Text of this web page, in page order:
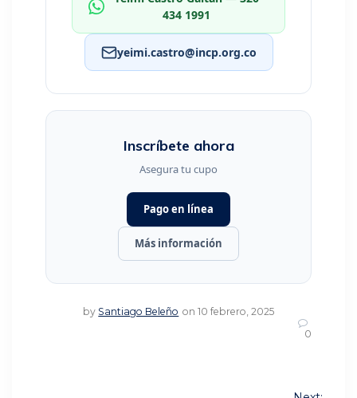
434 1991
yeimi.castro@incp.org.co
Inscríbete ahora
Asegura tu cupo
Pago en línea
Más información
by Santiago Beleño on 10 febrero, 2025
0